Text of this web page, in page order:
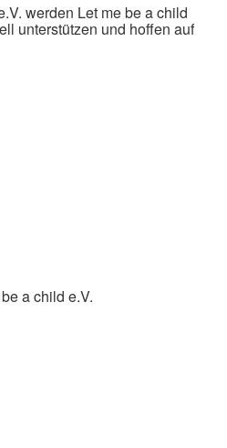
werden Let me be a child
unterstützen und hoffen auf
a child e.V.